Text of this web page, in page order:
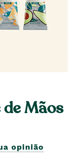
Mãos
opinião